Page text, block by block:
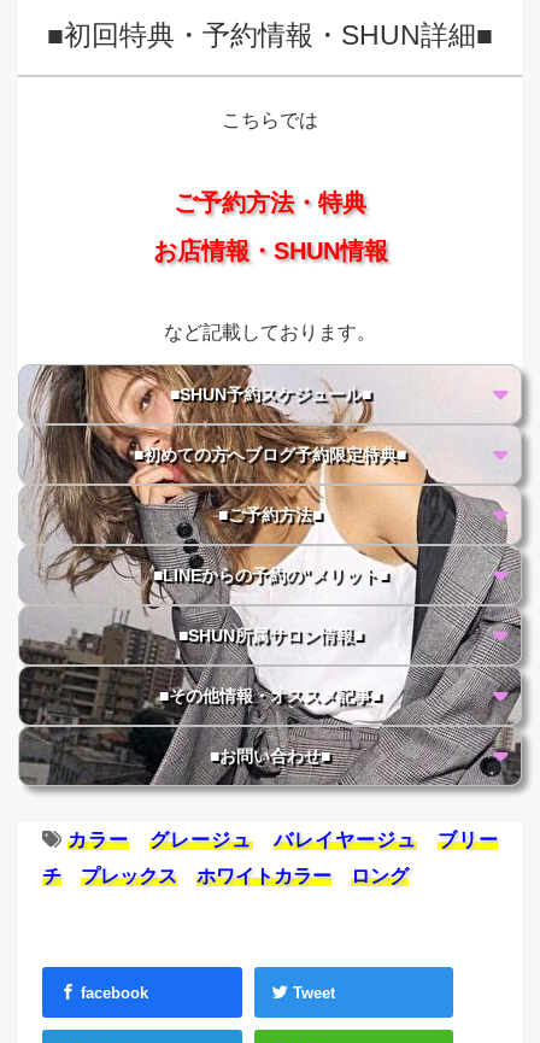
■初回特典・予約情報・SHUN詳細■
こちらでは
ご予約方法・特典
お店情報・SHUN情報
など記載しております。
■SHUN予約スケジュール■
■初めての方へブログ予約限定特典■
■ご予約方法■
■LINEからの予約の"メリット■
■SHUN所属サロン情報■
■その他情報・オススメ記事■
■お問い合わせ■
カラー グレージュ バレイヤージュ
ブリー
チ
プレックス ホワイトカラー ロング
facebook Tweet